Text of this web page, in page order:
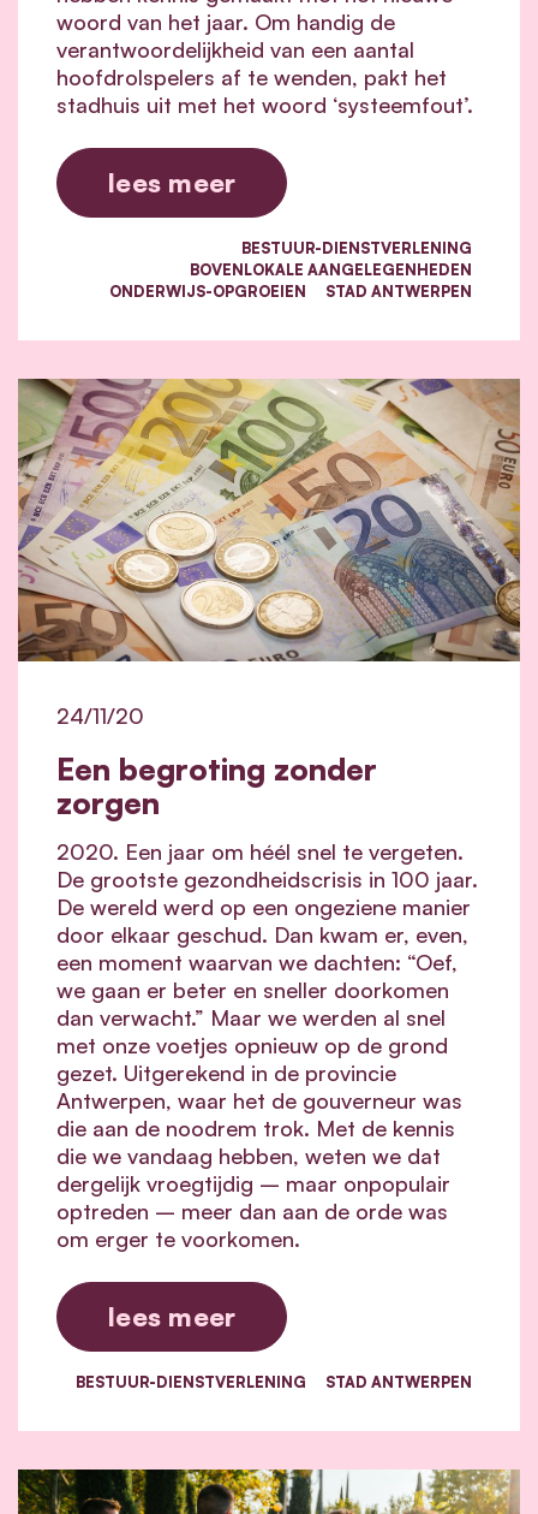
woord van het jaar. Om handig de
verantwoordelijkheid van een aantal
hoofdrolspelers af te wenden, pakt het
stadhuis uit met het woord ‘systeemfout’.
lees meer
BESTUUR-DIENSTVERLENING
BOVENLOKALE AANGELEGENHEDEN
ONDERWIJS-OPGROEIEN
STAD ANTWERPEN
Een begroting zonder
zorgen
24/11/20
2020. Een jaar om héél snel te vergeten.
De grootste gezondheidscrisis in 100 jaar.
De wereld werd op een ongeziene manier
door elkaar geschud. Dan kwam er, even,
een moment waarvan we dachten: “Oef,
we gaan er beter en sneller doorkomen
dan verwacht.” Maar we werden al snel
met onze voetjes opnieuw op de grond
gezet. Uitgerekend in de provincie
Antwerpen, waar het de gouverneur was
die aan de noodrem trok. Met de kennis
die we vandaag hebben, weten we dat
dergelijk vroegtijdig – maar onpopulair
optreden – meer dan aan de orde was
om erger te voorkomen.
lees meer
BESTUUR-DIENSTVERLENING STAD ANTWERPEN